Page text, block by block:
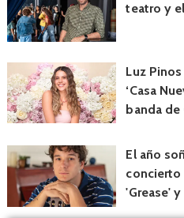
teatro y
Luz
‘Casa
banda de
El año
concierto
'Grease'